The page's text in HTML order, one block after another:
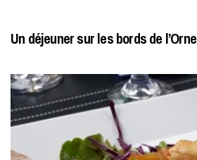
Un déjeuner sur les bords de l’Orne